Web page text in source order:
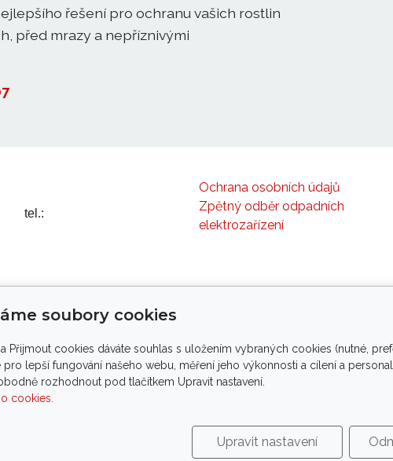
řešení pro ochranu vašich rostlin
před mrazy a nepříznivými
tel.:
Ochrana osobních údajů
Zpětný odběr odpadních
elektrozařízení
Tento web byl vyvinut ve spolupráci s palmology,
soubory cookies
Přijmout cookies dáváte souhlas s uložením vybraných cookies (nutné,
pro lepší fungování našeho webu, měření jeho výkonnosti a cílení a
rozhodnout pod tlačítkem Upravit nastavení.
cookies.
Upravit nastavení